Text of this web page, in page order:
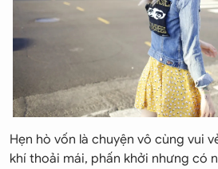
Hẹn hò vốn là chuyện vô cùng vui
khí thoải mái, phấn khởi nhưng có